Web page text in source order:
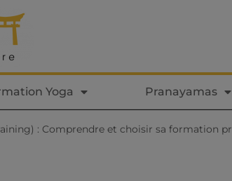
Yoga Pranayamas
: Comprendre et choisir sa formation